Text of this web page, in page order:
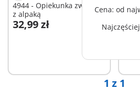
Cena: od
4944 - Opiekunka zwierząt
z alpaką
32,99 zł
Dodaj do koszyka
1 z 1